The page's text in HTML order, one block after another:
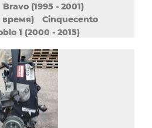
Bravo (1995 - 2001)
время)
Cinquecento
1 (2000 - 2015)
Ducato (1994 - 2006)
Grande
Punto (1993 - 2000)
время)
Punto I
Strada